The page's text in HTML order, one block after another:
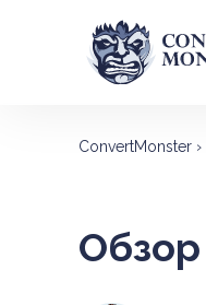
ConvertMonster ›